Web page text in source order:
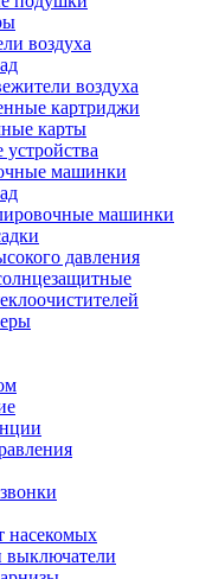
воздуха
воздуха
картриджи
карты
машинки
машинки
давления
насекомых
выключатели